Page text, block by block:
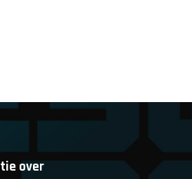
over